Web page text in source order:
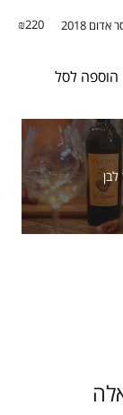
2018
₪220
הוספה לסל